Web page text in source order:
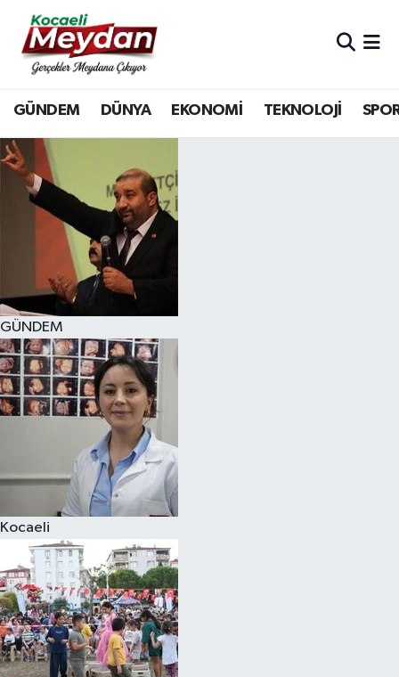
GÜNDEM DÜNYA EKONOMİ TEKNOLOJİ
GÜNDEM
Kocaeli
Nöbetçi Eczaneler
Hava Durumu
Trafik Durumu
Süper Lig Puan Durumu ve Fikstür
Tüm Manşetler
Son Dakika Haberleri
Haber Arşivi